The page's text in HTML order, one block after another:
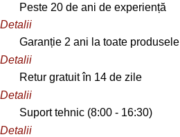
Peste 20 de ani de experiență
Detalii
Garanție 2 ani la toate produsele
Detalii
Retur gratuit în 14 de zile
Detalii
Suport tehnic (8:00 - 16:30)
Detalii